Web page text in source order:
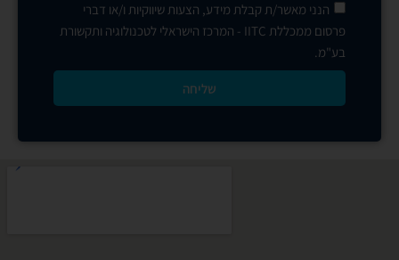
הנני מאשר/ת קבלת מידע, הצעות שיווקיות ו/או דברי
פרסום ממכללת IITC - המרכז הישראלי לטכנולוגיה ותקשורת
בע"מ.
שליחה